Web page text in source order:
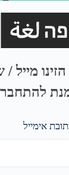
אימייל